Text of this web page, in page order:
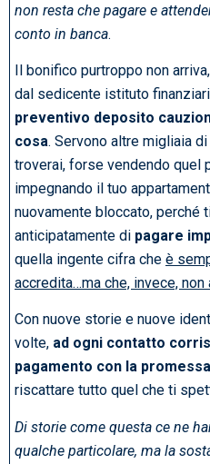
non resta che pagare e
conto in banca.
Il bonifico purtroppo non
dal sedicente istituto
preventivo deposito
cosa. Servono altre migliaia
troverai, forse vendendo quel
impegnando il tuo
nuovamente bloccato, perché
anticipatamente di pagare
quella ingente cifra che è
accredita…ma che, invece, non
Con nuove storie e nuove
volte, ad ogni contatto
pagamento con la
riscattare tutto quel che ti
Di storie come questa ce ne
qualche particolare, ma la